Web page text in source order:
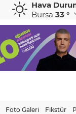
CHF
58,8721
CAD
Hava
Bursa 33 °
Foto Galeri Fikstür